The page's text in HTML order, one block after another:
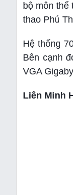
bộ môn
thao Phú
Hệ thống
Bên cạnh
VGA
Liên Minh